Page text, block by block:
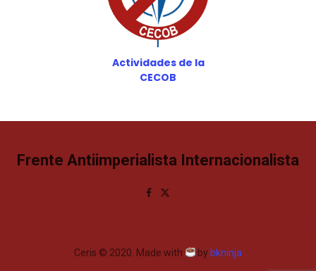
Actividades de la
CECOB
Frente Antiimperialista Internacionalista
Ceris © 2020. Made with by bkninja